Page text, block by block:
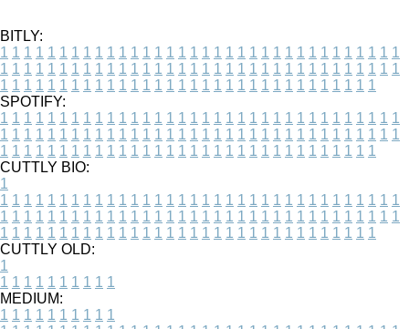
BITLY:
1 1 1 1 1 1 1 1 1 1 1 1 1 1 1 1 1 1 1 1 1 1 1 1 1 1 1 1 1 1 1 1 1 1
1 1 1 1 1 1 1 1 1 1 1 1 1 1 1 1 1 1 1 1 1 1 1 1 1 1 1 1 1 1 1 1 1 1
1 1 1 1 1 1 1 1 1 1 1 1 1 1 1 1 1 1 1 1 1 1 1 1 1 1 1 1 1 1 1 1
SPOTIFY:
1 1 1 1 1 1 1 1 1 1 1 1 1 1 1 1 1 1 1 1 1 1 1 1 1 1 1 1 1 1 1 1 1 1
1 1 1 1 1 1 1 1 1 1 1 1 1 1 1 1 1 1 1 1 1 1 1 1 1 1 1 1 1 1 1 1 1 1
1 1 1 1 1 1 1 1 1 1 1 1 1 1 1 1 1 1 1 1 1 1 1 1 1 1 1 1 1 1 1 1
CUTTLY BIO:
1
1 1 1 1 1 1 1 1 1 1 1 1 1 1 1 1 1 1 1 1 1 1 1 1 1 1 1 1 1 1 1 1 1 1
1 1 1 1 1 1 1 1 1 1 1 1 1 1 1 1 1 1 1 1 1 1 1 1 1 1 1 1 1 1 1 1 1 1
1 1 1 1 1 1 1 1 1 1 1 1 1 1 1 1 1 1 1 1 1 1 1 1 1 1 1 1 1 1 1 1
CUTTLY OLD:
1
1 1 1 1 1 1 1 1 1 1
MEDIUM:
1 1 1 1 1 1 1 1 1 1